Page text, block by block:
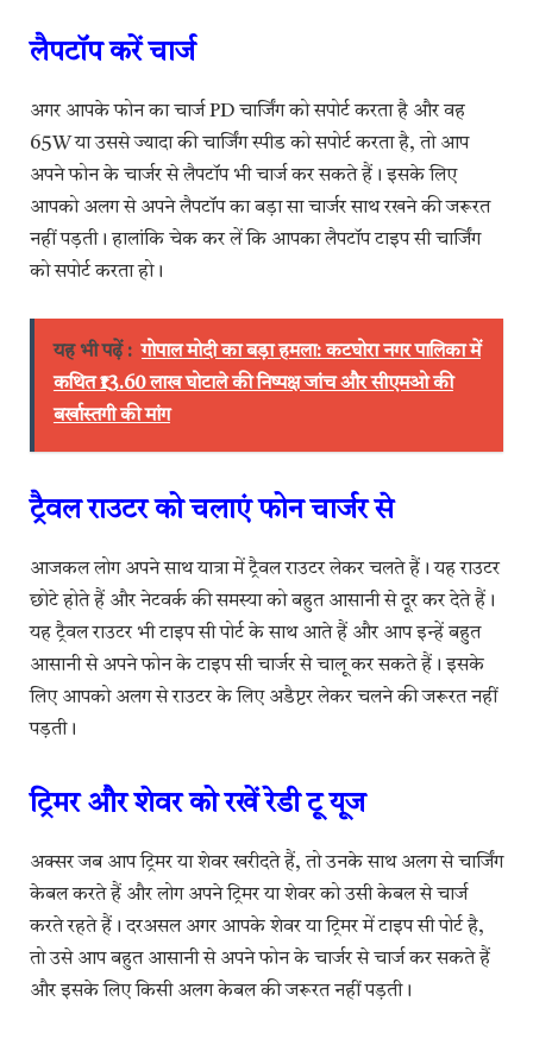
लैपटॉप करें चार्ज
अगर आपके फोन का चार्ज PD चार्जिंग को सपोर्ट करता है और वह
65W या उससे ज्यादा की चार्जिंग स्पीड को सपोर्ट करता है, तो आप
अपने फोन के चार्जर से लैपटॉप भी चार्ज कर सकते हैं। इसके लिए
आपको अलग से अपने लैपटॉप का बड़ा सा चार्जर साथ रखने की जरूरत
नहीं पड़ती। हालांकि चेक कर लें कि आपका लैपटॉप टाइप सी चार्जिंग
को सपोर्ट करता हो।
यह भी पढ़ें : गोपाल मोदी का बड़ा हमला: कटघोरा नगर पालिका में
कथित ₹13.60 लाख घोटाले की निष्पक्ष जांच और सीएमओ की
बर्खास्तगी की मांग
ट्रैवल राउटर को चलाएं फोन चार्जर से
आजकल लोग अपने साथ यात्रा में ट्रैवल राउटर लेकर चलते हैं। यह राउटर
छोटे होते हैं और नेटवर्क की समस्या को बहुत आसानी से दूर कर देते हैं।
यह ट्रैवल राउटर भी टाइप सी पोर्ट के साथ आते हैं और आप इन्हें बहुत
आसानी से अपने फोन के टाइप सी चार्जर से चालू कर सकते हैं। इसके
लिए आपको अलग से राउटर के लिए अडैप्टर लेकर चलने की जरूरत नहीं
पड़ती।
ट्रिमर और शेवर को रखें रेडी टू यूज
अक्सर जब आप ट्रिमर या शेवर खरीदते हैं, तो उनके साथ अलग से चार्जिंग
केबल करते हैं और लोग अपने ट्रिमर या शेवर को उसी केबल से चार्ज
करते रहते हैं। दरअसल अगर आपके शेवर या ट्रिमर में टाइप सी पोर्ट है,
तो उसे आप बहुत आसानी से अपने फोन के चार्जर से चार्ज कर सकते हैं
और इसके लिए किसी अलग केबल की जरूरत नहीं पड़ती।